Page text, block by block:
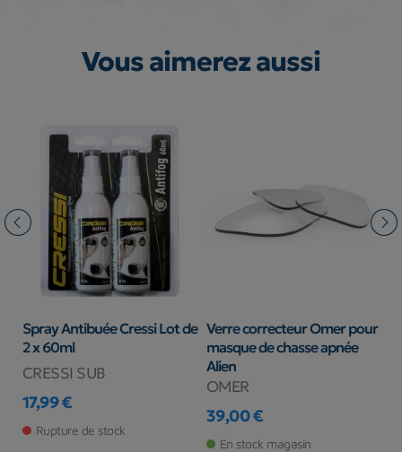
Vous aimerez aussi
Spray Antibuée Cressi Lot de
2 x 60ml
CRESSI SUB
Prix
17,99 €
Rupture de stock
Verre correcteur Omer pour
masque de chasse apnée
Alien
OMER
Prix
39,00 €
En stock magasin